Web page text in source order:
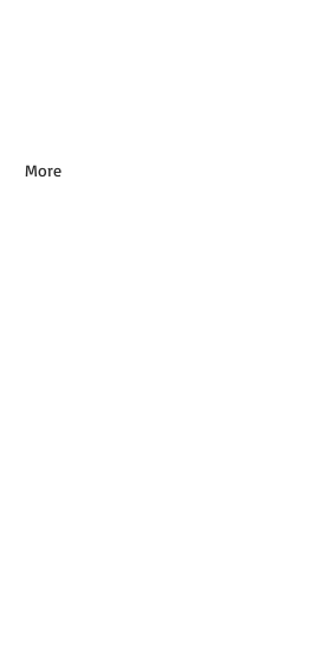
More